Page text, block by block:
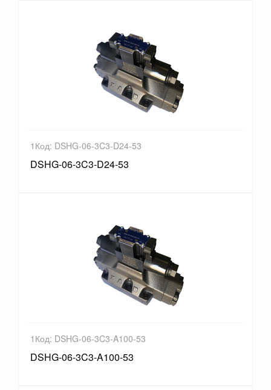
1Код: DSHG-06-3C3-D24-53
DSHG-06-3C3-D24-53
1Код: DSHG-06-3C3-A100-53
DSHG-06-3C3-A100-53